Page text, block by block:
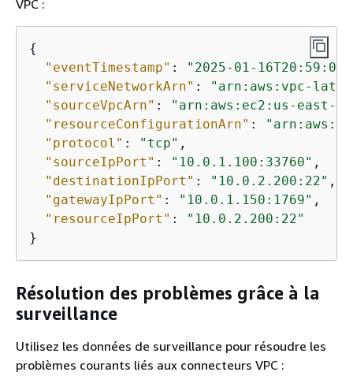
VPC :
{
"eventTimestamp" :
"2025-01-
"serviceNetworkArn" :
"arn:aws:vpc-
"sourceVpcArn" :
"arn:aws:ec2:us-east-
"resourceConfigurationArn" :
"protocol" : "tcp" ,
"sourceIpPort" : "10.0.1.100:33760" ,
"destinationIpPort" : "10.0.2.200:22" ,
"gatewayIpPort" : "10.0.1.150:1769" ,
"resourceIpPort" :
"10.0.2.200:22"
}
Résolution des problèmes grâce à la
surveillance
Utilisez les données de surveillance pour résoudre les
problèmes courants liés aux connecteurs VPC :